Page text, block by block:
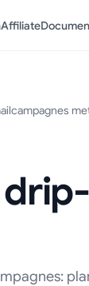
Affiliate